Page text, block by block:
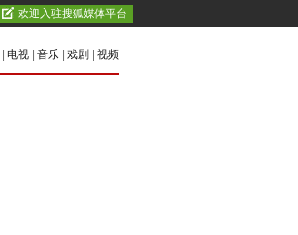
欢迎入驻搜狐媒体平台
电视 音乐 戏剧 视频